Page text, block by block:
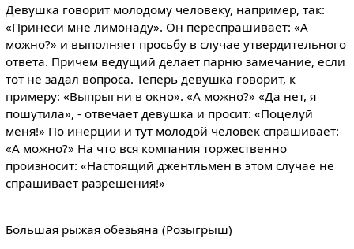
Девушка говорит молодому человеку, например, так:
«Принеси мне лимонаду». Он переспрашивает: «А
можно?» и выполняет просьбу в случае утвердительного
ответа. Причем ведущий делает парню замечание, если
тот не задал вопроса. Теперь девушка говорит, к
примеру: «Выпрыгни в окно». «А можно?» «Да нет, я
пошутила», - отвечает девушка и просит: «Поцелуй
меня!» По инерции и тут молодой человек спрашивает:
«А можно?» На что вся компания торжественно
произносит: «Настоящий джентльмен в этом случае не
спрашивает разрешения!»
Большая рыжая обезьяна (Розыгрыш)